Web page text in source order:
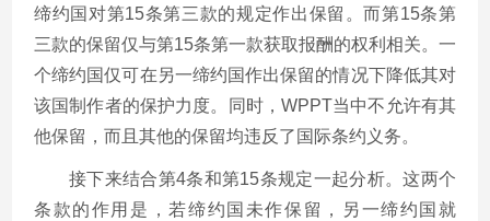
缔约国对第15条第三款的规定作出保留。而第15条第
三款的保留仅与第15条第一款获取报酬的权利相关。一
个缔约国仅可在另一缔约国作出保留的情况下降低其对
该国制作者的保护力度。同时，WPPT当中不允许有其
他保留，而且其他的保留均违反了国际条约义务。
接下来结合第4条和第15条规定一起分析。这两个
条款的作用是，若缔约国未作保留，另一缔约国就